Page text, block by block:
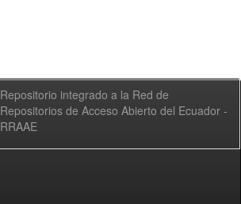
Repositorio integrado a la Red de
Repositorios de Acceso Abierto del Ecuador -
RRAAE